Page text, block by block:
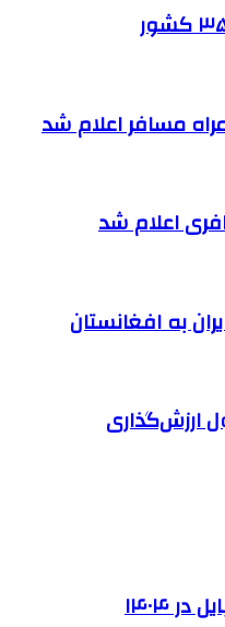
مسافر اعلام شد
اعلام شد
ارزش‌گذاری
۱۴۰۴